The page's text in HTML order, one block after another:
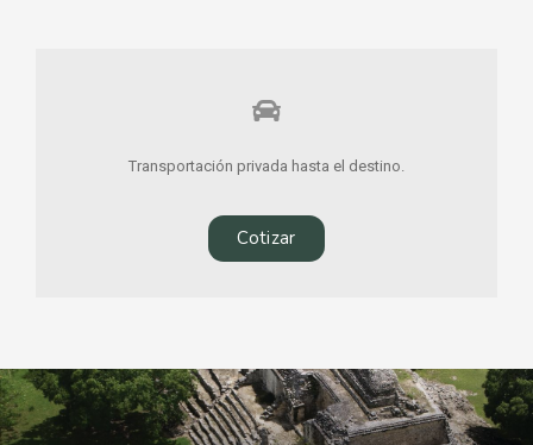
Transportación privada hasta el destino.
Cotizar